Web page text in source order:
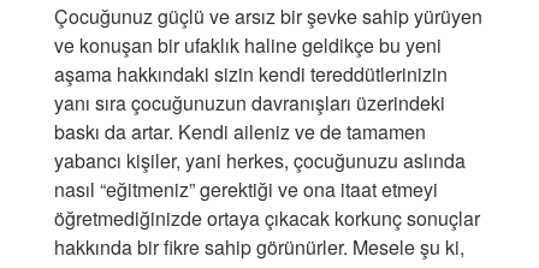
Çocuğunuz güçlü ve arsız bir şevke sahip yürüyen
ve konuşan bir ufaklık haline geldikçe bu yeni
aşama hakkındaki sizin kendi tereddütlerinizin
yanı sıra çocuğunuzun davranışları üzerindeki
baskı da artar. Kendi aileniz ve de tamamen
yabancı kişiler, yani herkes, çocuğunuzu aslında
nasıl “eğitmeniz” gerektiği ve ona itaat etmeyi
öğretmediğinizde ortaya çıkacak korkunç sonuçlar
hakkında bir fikre sahip görünürler. Mesele şu ki,